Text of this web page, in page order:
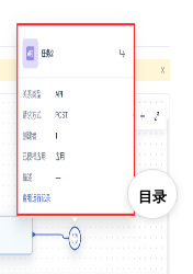
目录